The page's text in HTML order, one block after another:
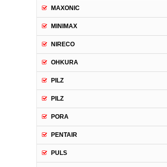
MAXONIC
MINIMAX
NIRECO
OHKURA
PILZ
PILZ
PORA
PENTAIR
PULS